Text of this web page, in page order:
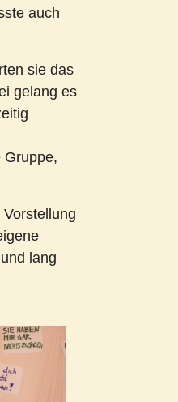
auch
sie das
gelang es
Gruppe,
lang